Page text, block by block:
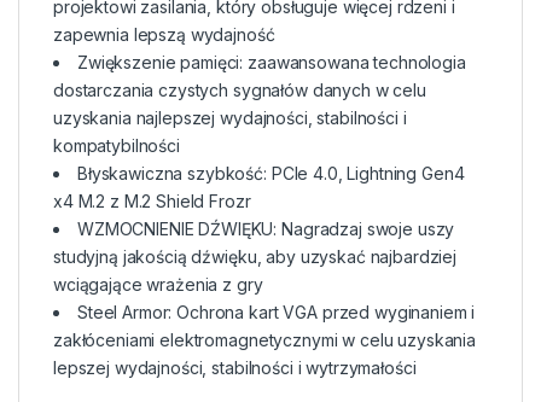
projektowi zasilania, który obsługuje więcej rdzeni i
zapewnia lepszą wydajność
Zwiększenie pamięci: zaawansowana technologia
dostarczania czystych sygnałów danych w celu
uzyskania najlepszej wydajności, stabilności i
kompatybilności
Błyskawiczna szybkość: PCIe 4.0, Lightning Gen4
x4 M.2 z M.2 Shield Frozr
WZMOCNIENIE DŹWIĘKU: Nagradzaj swoje uszy
studyjną jakością dźwięku, aby uzyskać najbardziej
wciągające wrażenia z gry
Steel Armor: Ochrona kart VGA przed wyginaniem i
zakłóceniami elektromagnetycznymi w celu uzyskania
lepszej wydajności, stabilności i wytrzymałości